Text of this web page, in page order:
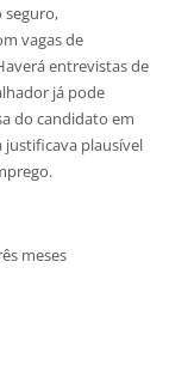
seguro,
vagas de
entrevistas de
já pode
do candidato em
justificava plausível
meses